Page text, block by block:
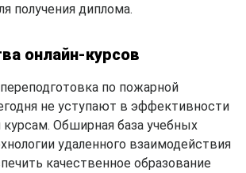
получения диплома.
онлайн-курсов
по пожарной
не уступают в эффективности
Обширная база учебных
удаленного взаимодействия
качественное образование